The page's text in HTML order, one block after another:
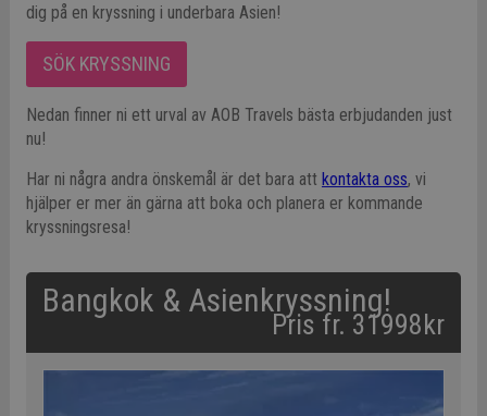
dig på en kryssning i underbara Asien!
SÖK KRYSSNING
Nedan finner ni ett urval av AOB Travels bästa erbjudanden just
nu!
Har ni några andra önskemål är det bara att kontakta oss, vi
hjälper er mer än gärna att boka och planera er kommande
kryssningsresa!
Bangkok & Asienkryssning!
Pris fr. 31998kr